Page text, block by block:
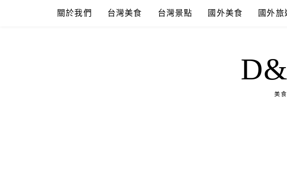
關於我們 台灣美食 台灣景點 國外美食 國外旅
美